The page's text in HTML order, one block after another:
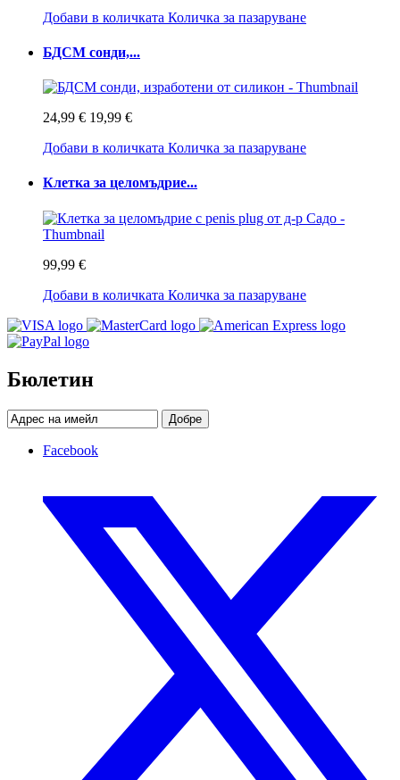
Добави в количката Количка за пазаруване
БДСМ сонди,...
24,99 € 19,99 €
Добави в количката Количка за пазаруване
Клетка за целомъдрие...
99,99 €
Добави в количката Количка за пазаруване
Бюлетин
Добре
Facebook